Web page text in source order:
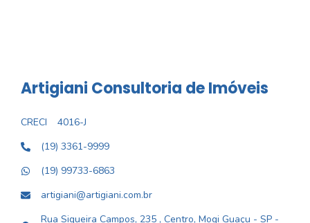
Artigiani Consultoria de Imóveis
CRECI
4016-J
(19) 3361-9999
(19) 99733-6863
artigiani@artigiani.com.br
Rua Siqueira Campos, 235 , Centro, Mogi Guaçu - SP -